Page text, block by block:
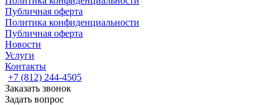
Публичная оферта
Политика конфиденциальности
Публичная оферта
Новости
Услуги
Контакты
+7 (812) 244-4505
Заказать звонок
Задать вопрос